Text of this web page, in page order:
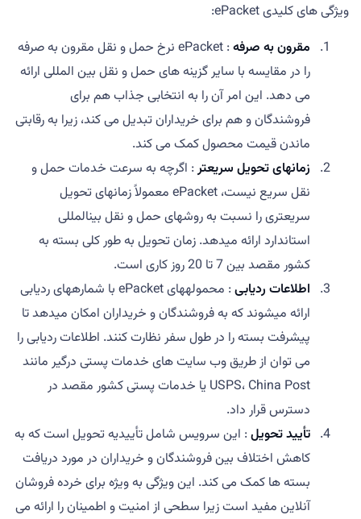
ویژگی های کلیدی ePacket:
مقرون به صرفه
: ePacket نرخ حمل و نقل مقرون به صرفه
را در مقایسه با سایر گزینه های حمل و نقل بین المللی ارائه
می دهد. این امر آن را به انتخابی جذاب هم برای
فروشندگان و هم برای خریداران تبدیل می کند، زیرا به رقابتی
ماندن قیمت محصول کمک می کند.
زمانهای تحویل سریعتر: اگرچه به سرعت خدمات حمل و
نقل سریع نیست، ePacket معمولاً زمانهای تحویل
سریعتری را نسبت به روشهای حمل و نقل بینالمللی
استاندارد ارائه میدهد. زمان تحویل به طور کلی بسته به
کشور مقصد بین 7 تا 20 روز کاری است.
اطلاعات ردیابی
: محمولههای ePacket با شمارههای ردیابی
ارائه میشوند که به فروشندگان و خریداران امکان میدهد تا
پیشرفت بسته را در طول سفر نظارت کنند. اطلاعات ردیابی را
می توان از طریق وب سایت های خدمات پستی درگیر مانند
USPS، China Post یا خدمات پستی کشور مقصد در
دسترس قرار داد.
تأیید تحویل: این سرویس شامل تأییدیه تحویل است که به
کاهش اختلاف بین فروشندگان و خریداران در مورد دریافت
بسته ها کمک می کند. این ویژگی به ویژه برای خرده فروشان
آنلاین مفید است زیرا سطحی از امنیت و اطمینان را ارائه می